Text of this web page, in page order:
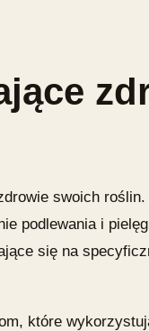
swoich
podlewania i
się na
które